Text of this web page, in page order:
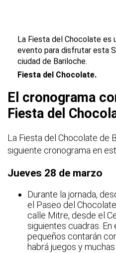
La Fiesta del Chocolate es
evento para disfrutar esta
ciudad de Bariloche.
Fiesta del Chocolate.
El cronograma
Fiesta del
La Fiesta del Chocolate de
siguiente cronograma en
Jueves 28 de marzo
Durante la jornada,
el Paseo del
calle Mitre, desde el
siguientes cuadras.
pequeños contarán
habrá juegos y